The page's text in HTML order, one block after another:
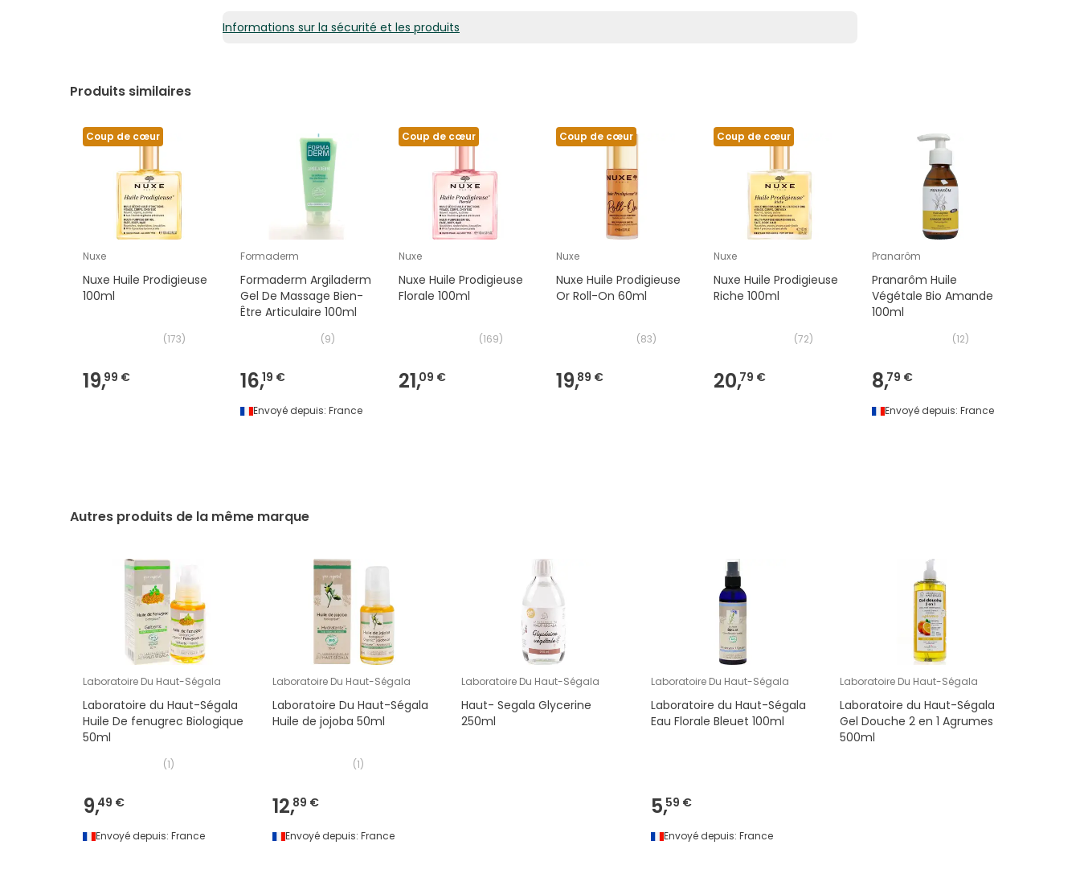
Informations sur la sécurité et les produits
Produits similaires
Coup de cœur
Nuxe
Nuxe Huile Prodigieuse
100ml
(173)
19,99 €
Formaderm
Formaderm Argiladerm
Gel De Massage Bien-
Être Articulaire 100ml
(9)
16,19 €
Envoyé depuis: France
Coup de cœur
Nuxe
Nuxe Huile Prodigieuse
Florale 100ml
(169)
21,09 €
Coup de cœur
Nuxe
Nuxe Huile Prodigieuse
Or Roll-On 60ml
(83)
19,89 €
Coup de cœur
Nuxe
Nuxe Huile Prodigieuse
Riche 100ml
(72)
20,79 €
Pranarôm
Pranarôm Huile
Végétale Bio Amande
100ml
(12)
8,79 €
Envoyé depuis: France
Autres produits de la même marque
Laboratoire Du Haut-Ségala
Laboratoire du Haut-Ségala
Huile De fenugrec Biologique
50ml
(1)
9,49 €
Envoyé depuis: France
Laboratoire Du Haut-Ségala
Laboratoire Du Haut-Ségala
Huile de jojoba 50ml
(1)
12,89 €
Envoyé depuis: France
Laboratoire Du Haut-Ségala
Haut- Segala Glycerine
250ml
Laboratoire Du Haut-Ségala
Laboratoire du Haut-Ségala
Eau Florale Bleuet 100ml
5,59 €
Envoyé depuis: France
Laboratoire Du Haut-Ségala
Laboratoire du Haut-Ségala
Gel Douche 2 en 1 Agrumes
500ml